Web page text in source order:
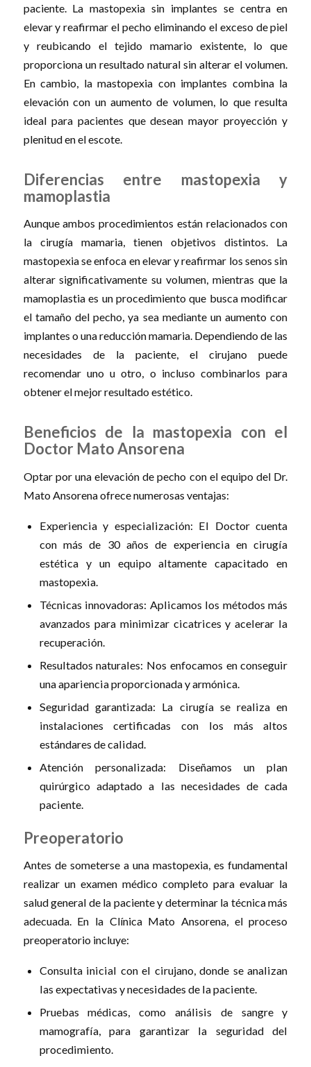
paciente. La mastopexia sin implantes se centra en
elevar y reafirmar el pecho eliminando el exceso de piel
y reubicando el tejido mamario existente, lo que
proporciona un resultado natural sin alterar el volumen.
En cambio, la mastopexia con implantes combina la
elevación con un aumento de volumen, lo que resulta
ideal para pacientes que desean mayor proyección y
plenitud en el escote.
Diferencias entre mastopexia y
mamoplastia
Aunque ambos procedimientos están relacionados con
la cirugía mamaria, tienen objetivos distintos. La
mastopexia se enfoca en elevar y reafirmar los senos sin
alterar significativamente su volumen, mientras que la
mamoplastia es un procedimiento que busca modificar
el tamaño del pecho, ya sea mediante un aumento con
implantes o una reducción mamaria. Dependiendo de las
necesidades de la paciente, el cirujano puede
recomendar uno u otro, o incluso combinarlos para
obtener el mejor resultado estético.
Beneficios de la mastopexia con el
Doctor Mato Ansorena
Optar por una elevación de pecho con el equipo del Dr.
Mato Ansorena ofrece numerosas ventajas:
Experiencia y especialización: El Doctor cuenta
con más de 30 años de experiencia en cirugía
estética y un equipo altamente capacitado en
mastopexia.
Técnicas innovadoras: Aplicamos los métodos más
avanzados para minimizar cicatrices y acelerar la
recuperación.
Resultados naturales: Nos enfocamos en conseguir
una apariencia proporcionada y armónica.
Seguridad garantizada: La cirugía se realiza en
instalaciones certificadas con los más altos
estándares de calidad.
Atención personalizada: Diseñamos un plan
quirúrgico adaptado a las necesidades de cada
paciente.
Preoperatorio
Antes de someterse a una mastopexia, es fundamental
realizar un examen médico completo para evaluar la
salud general de la paciente y determinar la técnica más
adecuada. En la Clínica Mato Ansorena, el proceso
preoperatorio incluye:
Consulta inicial con el cirujano, donde se analizan
las expectativas y necesidades de la paciente.
Pruebas médicas, como análisis de sangre y
mamografía, para garantizar la seguridad del
procedimiento.